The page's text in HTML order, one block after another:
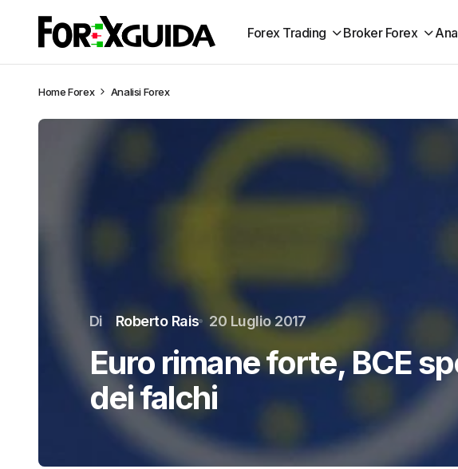
Forex Trading Broker Forex
HomeForex Analisi Forex
Di Roberto Rais 20 Luglio 2017
Euro rimane forte, BCE
dei falchi